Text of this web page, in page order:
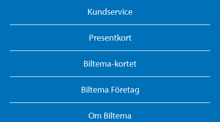
Kundservice
Presentkort
Biltema-kortet
Biltema Företag
Om Biltema